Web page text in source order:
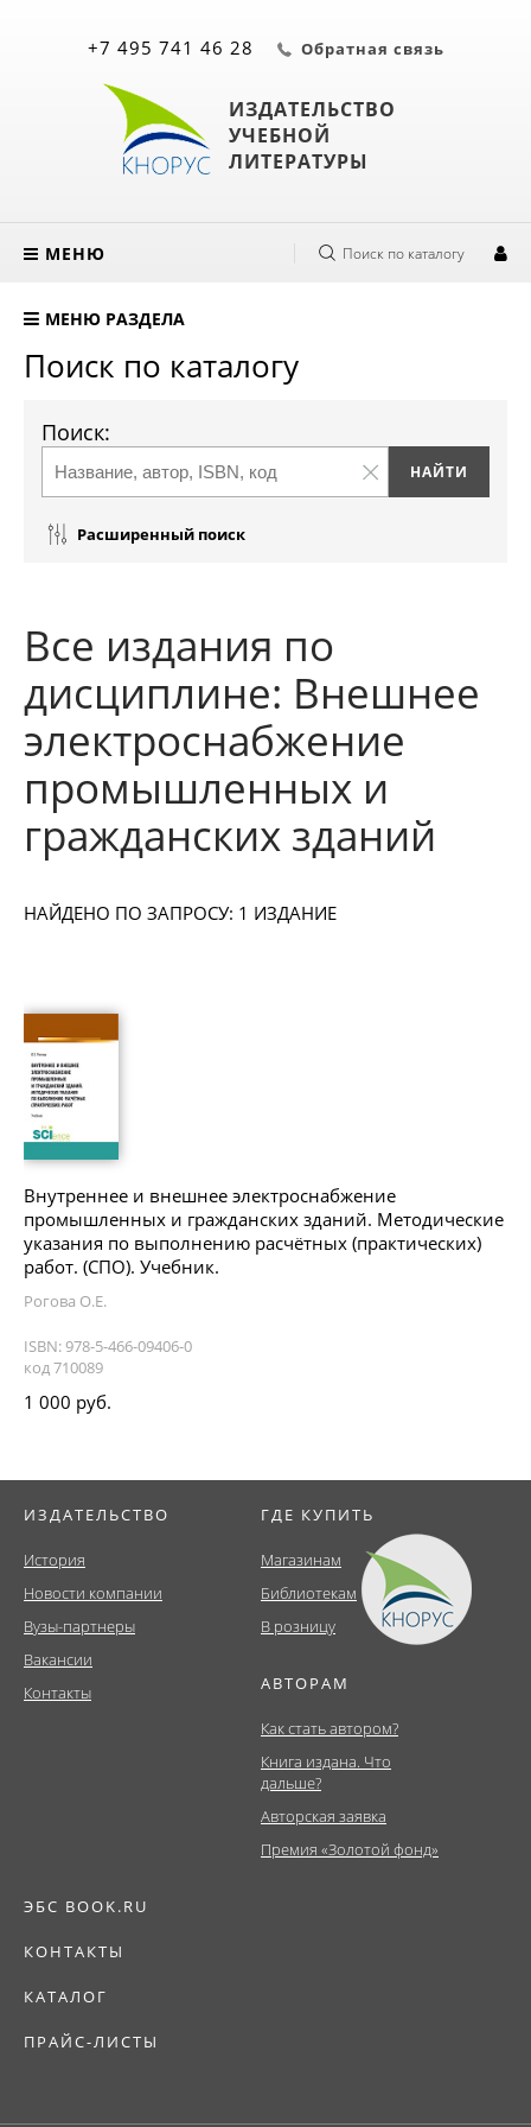
ИЗДАТЕЛЬСТВО
УЧЕБНОЙ
ЛИТЕРАТУРЫ
+7 495 741 46 28 Обратная связь
МЕНЮ Поиск по каталогу
МЕНЮ РАЗДЕЛА
Поиск по каталогу
Поиск:
Расширенный поиск
Все издания по
дисциплине: Внешнее
электроснабжение
промышленных и
гражданских зданий
НАЙДЕНО ПО ЗАПРОСУ: 1 ИЗДАНИЕ
Внутреннее и внешнее электроснабжение
промышленных и гражданских зданий. Методические
указания по выполнению расчётных (практических)
работ. (СПО). Учебник.
Рогова О.Е.
ISBN: 978-5-466-09406-0
код 710089
1 000 руб.
ИЗДАТЕЛЬСТВО
История
Новости компании
Вузы-партнеры
Вакансии
Контакты
ГДЕ КУПИТЬ
Магазинам
Библиотекам
В розницу
АВТОРАМ
Как стать автором?
Книга издана. Что
дальше?
Авторская заявка
Премия «Золотой фонд»
ЭБС BOOK.RU
КОНТАКТЫ
КАТАЛОГ
ПРАЙС-ЛИСТЫ